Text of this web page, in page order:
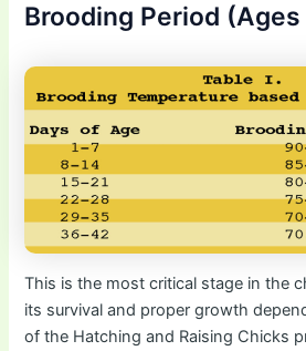
Brooding Period (Ages
This is the most critical stage in the
its survival and proper growth
of the Hatching and Raising Chicks